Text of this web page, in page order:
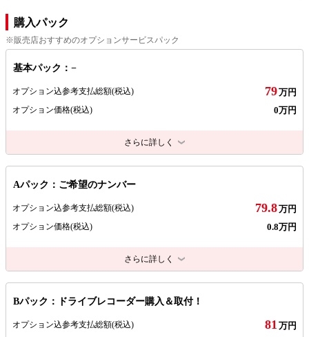
購入パック
※販売店おすすめのオプションサービスパック
基本パック：−
オプション込参考支払総額(税込) 79万円
オプション価格(税込) 0万円
さらに詳しく
Aパック：ご希望のナンバー
オプション込参考支払総額(税込) 79.8万円
オプション価格(税込) 0.8万円
さらに詳しく
Bパック：ドライブレコーダー購入＆取付！
オプション込参考支払総額(税込) 81 万円